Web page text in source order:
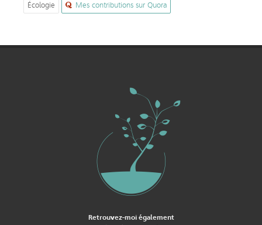
Écologie
Mes contributions sur Quora
Retrouvez-moi également